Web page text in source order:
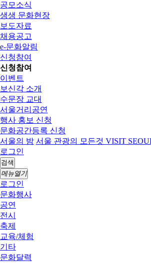
공모소식
생생 문화현장
보도자료
채용공고
e-문화알림
신청참여
신청참여
이벤트
보신각 소개
수문장 교대
서울거리공연
행사 홍보 신청
문화공간등록 신청
서울의 밤 서울 관광의 모든것 VISIT
로그인
검색
메뉴열기
로그인
문화행사
공연
전시
축제
교육/체험
기타
문화달력